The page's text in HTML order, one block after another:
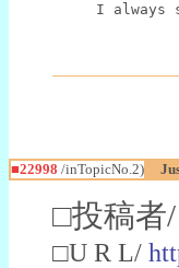
I always
■22998 /inTopicNo.2)
□投稿者/
□U R L/